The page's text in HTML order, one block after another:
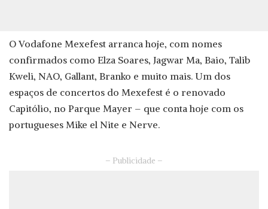
O Vodafone Mexefest arranca hoje, com nomes
confirmados como Elza Soares, Jagwar Ma, Baio, Talib
Kweli, NAO, Gallant, Branko e muito mais. Um dos
espaços de concertos do Mexefest é o renovado
Capitólio, no Parque Mayer – que conta hoje com os
portugueses Mike el Nite e Nerve.
– Publicidade –